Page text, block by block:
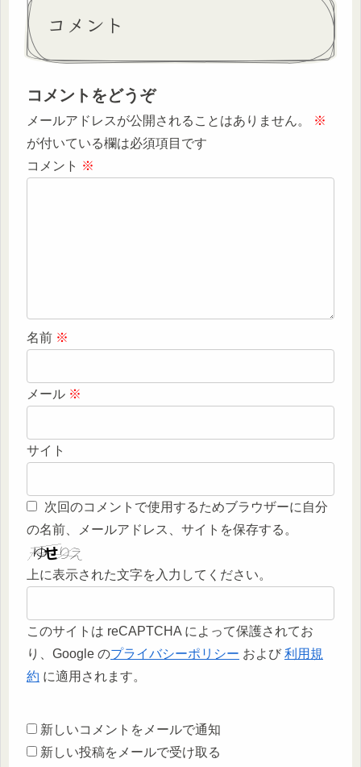
コメント
コメントをどうぞ
メールアドレスが公開されることはありません。
※
が付いている欄は必須項目です
コメント ※
名前 ※
メール ※
サイト
次回のコメントで使用するためブラウザーに自分
の名前、メールアドレス、サイトを保存する。
上に表示された文字を入力してください。
このサイトは reCAPTCHA によって保護されてお
り、Google のプライバシーポリシー および 利用規
約 に適用されます。
新しいコメントをメールで通知
新しい投稿をメールで受け取る